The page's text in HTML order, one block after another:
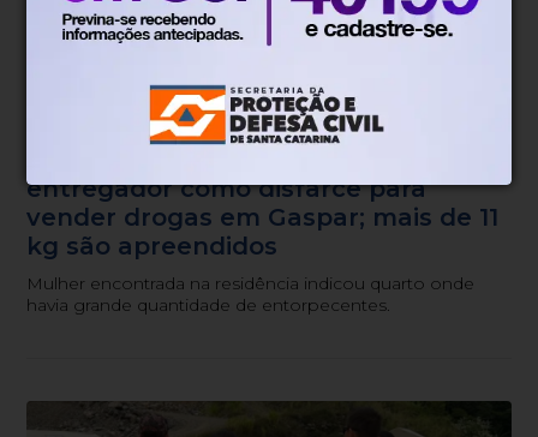
Há 1 dia
entregador como disfarce para
vender drogas em Gaspar; mais de 11
kg são apreendidos
Mulher encontrada na residência indicou quarto onde
havia grande quantidade de entorpecentes.